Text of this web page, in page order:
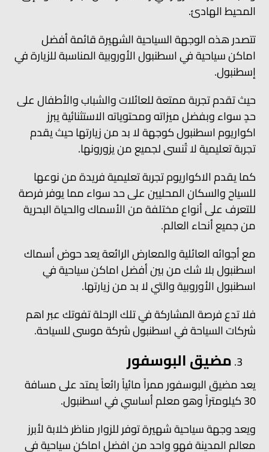
المحيط الهادئ.
تتصدر هذه الوجهة السياحية الشهيرة قائمة أفضل
اماكن سياحية في اسطنبول الأوروبية المناسبة للزيارة في
إسطنبول.
حيث تقدم تجربة ممتعة للعائلات والشباب والأطفال على
حدٍ سواء وبفضل ميزاته ومحتوياته الاستثنائية يبرز
اكواريوم اسطنبول كوجهة لا بد من زيارتها حيث يقدم
تجربة تعليمية لا تُنسى لجميع من يزورونها.
كما يقدم الاكواريوم تجربة تعليمية فريدة من نوعها
للسياح والسكان المحليين على حد سواء مما يوفر فرصة
للتعرف على أنواع مختلفة من الأسماك والحياة البحرية
من جميع أنحاء العالم.
مع أجوائه العائلية والمعارض الرائعة يعد حوض أسماك
اسطنبول بلا شك من بين أفضل اماكن سياحية في
اسطنبول الأوروبية والتي لا بد من زيارتها.
فلا تدع فرصة المشاركة في تلك الرحلة تفوتك عبر اهم
شركات السياحة في اسطنبول شركة موسى للسياحة.
مضيق البوسفور
يعد مضيق البوسفور ممراً مائياً رائعاً يمتد على مسافة
30 كيلومتراً وهو معلم أساسي في اسطنبول.
ويعد وجهة سياحية شهيرة توفر للزوار مناظر خلابة لأبرز
معالم المدينة فهو واحد من افضل اماكن سياحية في